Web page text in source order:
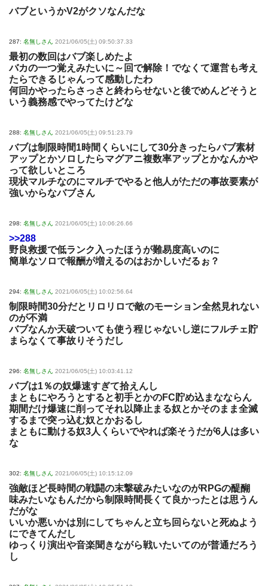
バブというかV2がクソなんだな
287: 名無しさん 2021/06/05(土) 09:50:37.33
最初の数回はバブ楽しめたよ
バカの一つ覚えみたいに～回で解除！でなくて運営も考え
たらできるじゃんって感動したわ
何回かやったらさっさと終わらせないと後でめんどそうと
いう義務感でやってたけどな
288: 名無しさん 2021/06/05(土) 09:51:23.79
バブは制限時間1時間くらいにして30分きったらバブ素材
アップとかソロしたらマグアニ複数率アップとかなんかや
って欲しいところ
現状マルチなのにマルチでやると他人がただの事故要素が
強いからなバブさん
298: 名無しさん 2021/06/05(土) 10:06:26.66
>>288
野良救援で低ランク入ったほうが難易度高いのに
簡単なソロで報酬が増えるのはおかしいだるぉ？
294: 名無しさん 2021/06/05(土) 10:02:56.64
制限時間30分だとリロリロで敵のモーション全然見れない
のが不満
バブなんか天破ついても使う程じゃないし逆にフルチェ貯
まらなくて事故りそうだし
296: 名無しさん 2021/06/05(土) 10:03:41.12
バブは1％の奴爆速すぎて拾えんし
まともにやろうとすると初手とかのFC貯め込まなならん
期間だけ爆速に削ってそれ以降止まる奴とかそのまま全滅
するまで突っ込む奴とかおるし
まともに動ける奴3人くらいでやれば楽そうだが6人は多い
な
302: 名無しさん 2021/06/05(土) 10:15:12.09
強敵ほど長時間の戦闘の末撃破みたいなのがRPGの醍醐
味みたいなもんだから制限時間長くて良かったとは思うん
だがな
いいか悪いかは別にしてちゃんと立ち回らないと死ぬよう
にできてんだし
ゆっくり演出や音楽聞きながら戦いたいてのが普通だろう
し